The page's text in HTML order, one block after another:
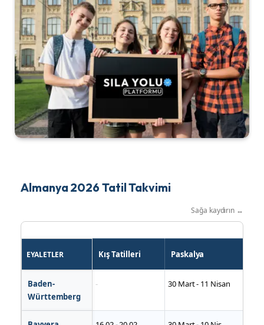
Almanya 2026 Tatil Takvimi
Sağa kaydırın ↔
EYALETLER Kış Tatilleri Paskalya
Baden-
Württemberg
- 30 Mart - 11 Nisan